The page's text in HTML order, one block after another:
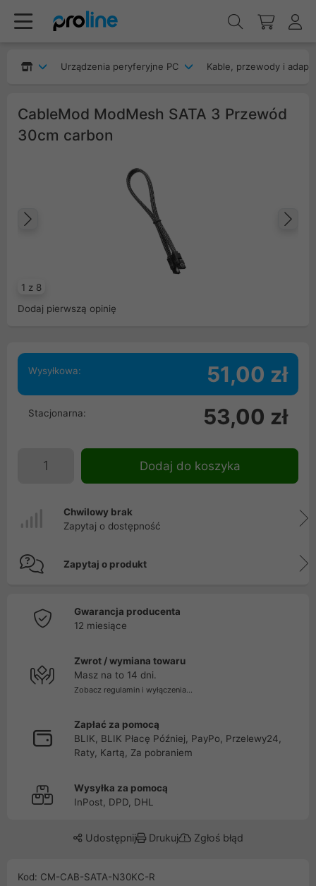
Urządzenia peryferyjne PC Kable, przewody i
CableMod ModMesh SATA 3 Przewód
30cm carbon
1 z 8
Dodaj pierwszą opinię
Wysyłkowa: 51,00 zł
Stacjonarna: 53,00 zł
Dodaj do koszyka
Chwilowy brak
Zapytaj o dostępność
Zapytaj o produkt
Gwarancja producenta
12 miesiące
Zwrot / wymiana towaru
Masz na to 14 dni.
Zobacz regulamin i wyłączenia...
Zapłać za pomocą
BLIK, BLIK Płacę Później, PayPo, Przelewy24,
Raty, Kartą, Za pobraniem
Wysyłka za pomocą
InPost, DPD, DHL
Udostępnij Drukuj Zgłoś błąd
Kod: CM-CAB-SATA-N30KC-R